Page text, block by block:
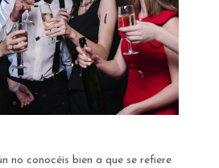
no conocéis bien a que se refiere